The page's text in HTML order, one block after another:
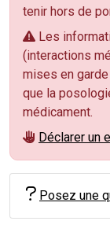
tenir hors de
Les
(interactions
mises en
que la
médicament.
Déclarer un
Posez une